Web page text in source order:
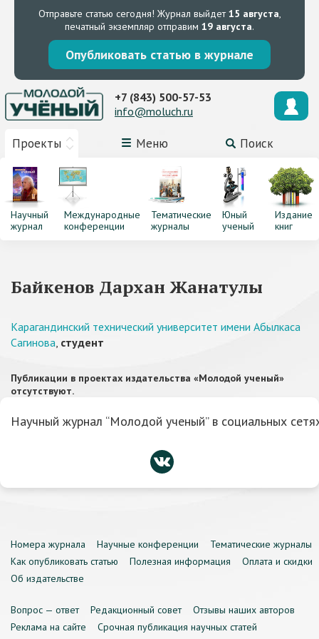
Отправьте статью сегодня! Журнал выйдет15 августа,
печатный экземпляр отправим 19 августа.
Опубликовать статью в журнале
Проекты Меню Поиск
+7 (843) 500-57-53
info@moluch.ru
Научный
журнал
Международные
конференции
Тематические
журналы
Юный
ученый
Издание
книг
Байкенов Дархан Жанатулы
Карагандинский технический университет имени Абылкаса
Сагинова, студент
Публикации в проектах издательства «Молодой ученый»
отсутствуют.
Научный журнал “Молодой ученый” в социальных
Номера журнала Научные конференции
Тематические журналы
Как опубликовать статью
Полезная информация
Оплата и скидки
Об издательстве
Вопрос — ответ Редакционный совет
Отзывы наших авторов
Реклама на сайте
Срочная публикация научных статей